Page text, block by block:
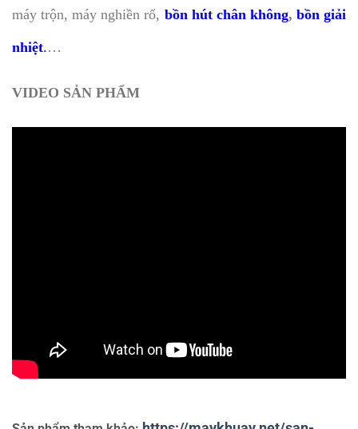
máy trộn, máy nghiền rổ, bồn hút chân không, bồn giải
nhiệt.…
VIDEO SẢN PHẨM